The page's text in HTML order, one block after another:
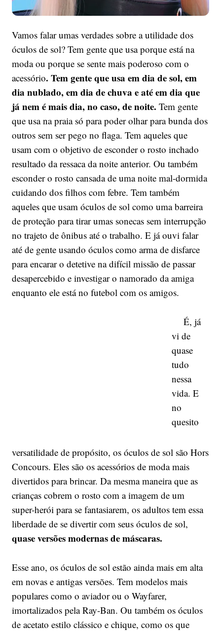
Vamos falar umas verdades sobre a utilidade dos
óculos de sol? Tem gente que usa porque está na
moda ou porque se sente mais poderoso com o
acessório. Tem gente que usa em dia de sol, em
dia nublado, em dia de chuva e até em dia que
já nem é mais dia, no caso, de noite. Tem gente
que usa na praia só para poder olhar para bunda dos
outros sem ser pego no flaga. Tem aqueles que
usam com o objetivo de esconder o rosto inchado
resultado da ressaca da noite anterior. Ou também
esconder o rosto cansada de uma noite mal-dormida
cuidando dos filhos com febre. Tem também
aqueles que usam óculos de sol como uma barreira
de proteção para tirar umas sonecas sem interrupção
no trajeto de ônibus até o trabalho. E já ouvi falar
até de gente usando óculos como arma de disfarce
para encarar o detetive na difícil missão de passar
desapercebido e investigar o namorado da amiga
enquanto ele está no futebol com os amigos.
É, já
vi de
quase
tudo
nessa
vida. E
no
quesito
versatilidade de propósito, os óculos de sol são Hors
Concours. Eles são os acessórios de moda mais
divertidos para brincar. Da mesma maneira que as
crianças cobrem o rosto com a imagem de um
super-herói para se fantasiarem, os adultos tem essa
liberdade de se divertir com seus óculos de sol,
quase versões modernas de máscaras.
Esse ano, os óculos de sol estão ainda mais em alta
em novas e antigas versões. Tem modelos mais
populares como o aviador ou o Wayfarer,
imortalizados pela Ray-Ban. Ou também os óculos
de acetato estilo clássico e chique, como os que